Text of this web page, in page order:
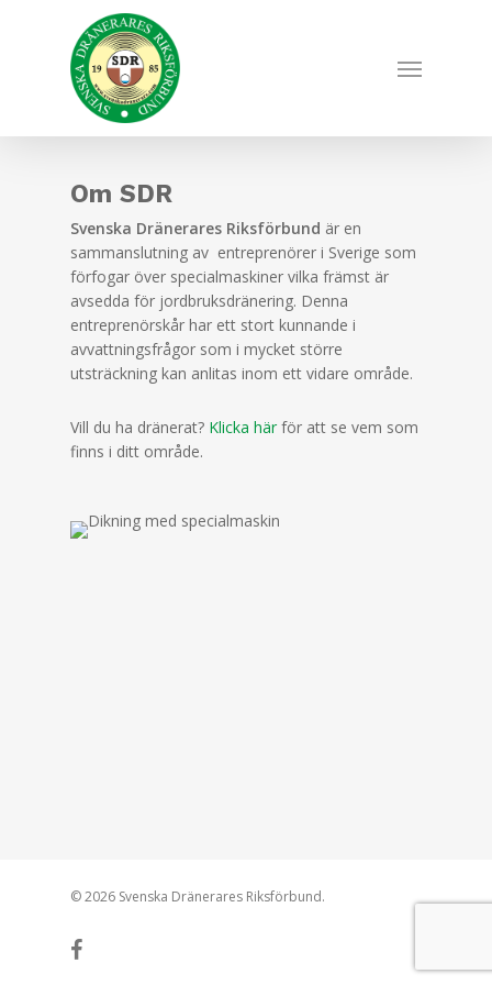
Menu
Om SDR
Svenska Dränerares Riksförbund är en
sammanslutning av entreprenörer i Sverige som
förfogar över specialmaskiner vilka främst är
avsedda för jordbruksdränering. Denna
entreprenörskår har ett stort kunnande i
avvattningsfrågor som i mycket större
utsträckning kan anlitas inom ett vidare område.
Vill du ha dränerat? Klicka härför att se vem som
finns i ditt område.
© 2026 Svenska Dränerares Riksförbund.
facebook